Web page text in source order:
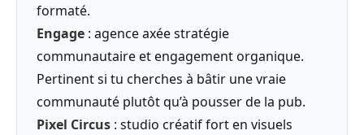
formaté.
Engage : agence axée stratégie
communautaire et engagement organique.
Pertinent si tu cherches à bâtir une vraie
communauté plutôt qu’à pousser de la pub.
Pixel Circus : studio créatif fort en visuels